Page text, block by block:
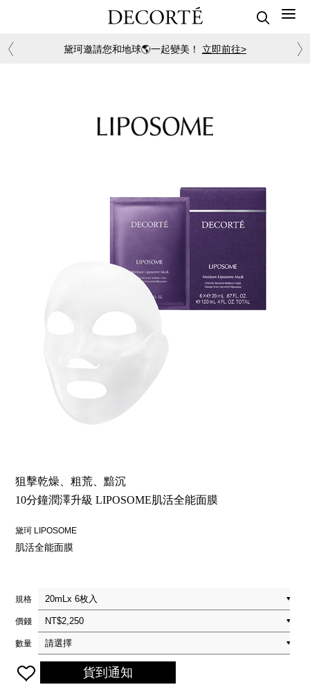
黛珂邀請您和地球🌎一起變美！ 立即前往>
狙擊乾燥、粗荒、黯沉
10分鐘潤澤升級 LIPOSOME肌活全能面膜
黛珂 LIPOSOME
肌活全能面膜
規格
價錢
數量
貨到通知